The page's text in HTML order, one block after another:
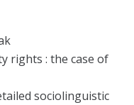
rights : the case of
sociolinguistic